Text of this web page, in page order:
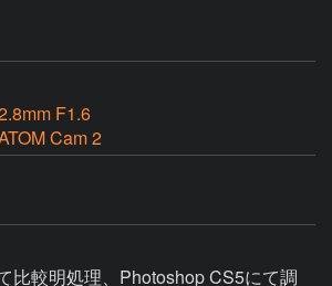
F1.6
Cam 2
比較明処理、Photoshop CS5にて調